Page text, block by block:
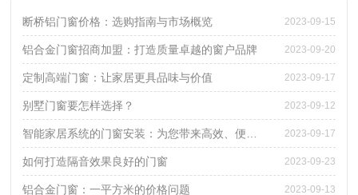
断桥铝门窗价格：选购指南与市场概览 2023-09-15
铝合金门窗招商加盟：打造质量卓越的窗户品牌 2023-09-20
定制高端门窗：让家居更具品味与价值 2023-09-17
别墅门窗要怎样选择？ 2023-09-12
2023-09-17
如何打造隔音效果良好的门窗 2023-09-23
铝合金门窗：一平方米的价格问题 2023-09-13